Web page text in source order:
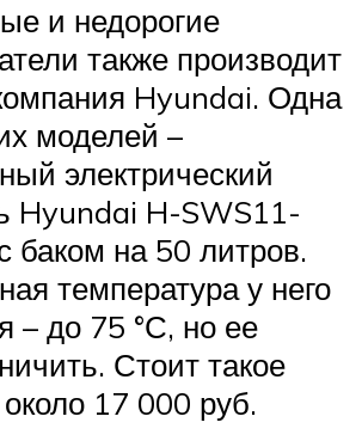
и недорогие
также производит
Hyundai. Одна
моделей –
электрический
Hyundai H-SWS11-
баком на 50 литров.
температура у него
– до 75 °С, но ее
Стоит такое
17 000 руб.